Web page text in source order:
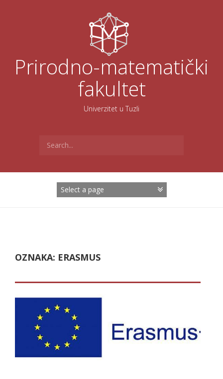
Prirodno-matematički
fakultet
Univerzitet u Tuzli
for:
OZNAKA: ERASMUS